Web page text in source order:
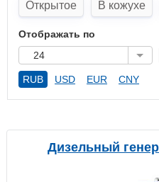
Открытое
В кожухе
Отображать по
24
RUB USD EUR CNY
Дизельный